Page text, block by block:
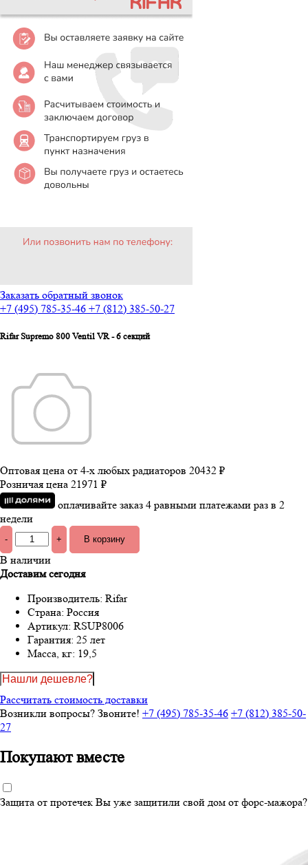
Заказать обратный звонок
+7 (495) 785-35-46 +7 (812) 385-50-27
Rifar Supremo 800 Ventil VR - 6 секций
Оптовая цена от 4-х любых радиаторов 20432 ₽
Розничая цена 21971 ₽
оплачивайте заказ 4 равными платежами раз в 2
недели
- +
В наличии
Доставим сегодня
Производитель: Rifar
Страна: Россия
Артикул: RSUP8006
Гарантия: 25 лет
Масса, кг: 19,5
Нашли дешевле?
Рассчитать стоимость доставки
Возникли вопросы? Звоните! +7 (495) 785-35-46 +7 (812) 385-50-
27
Покупают вместе
Защита от протечек Вы уже защитили свой дом от форс-мажора?